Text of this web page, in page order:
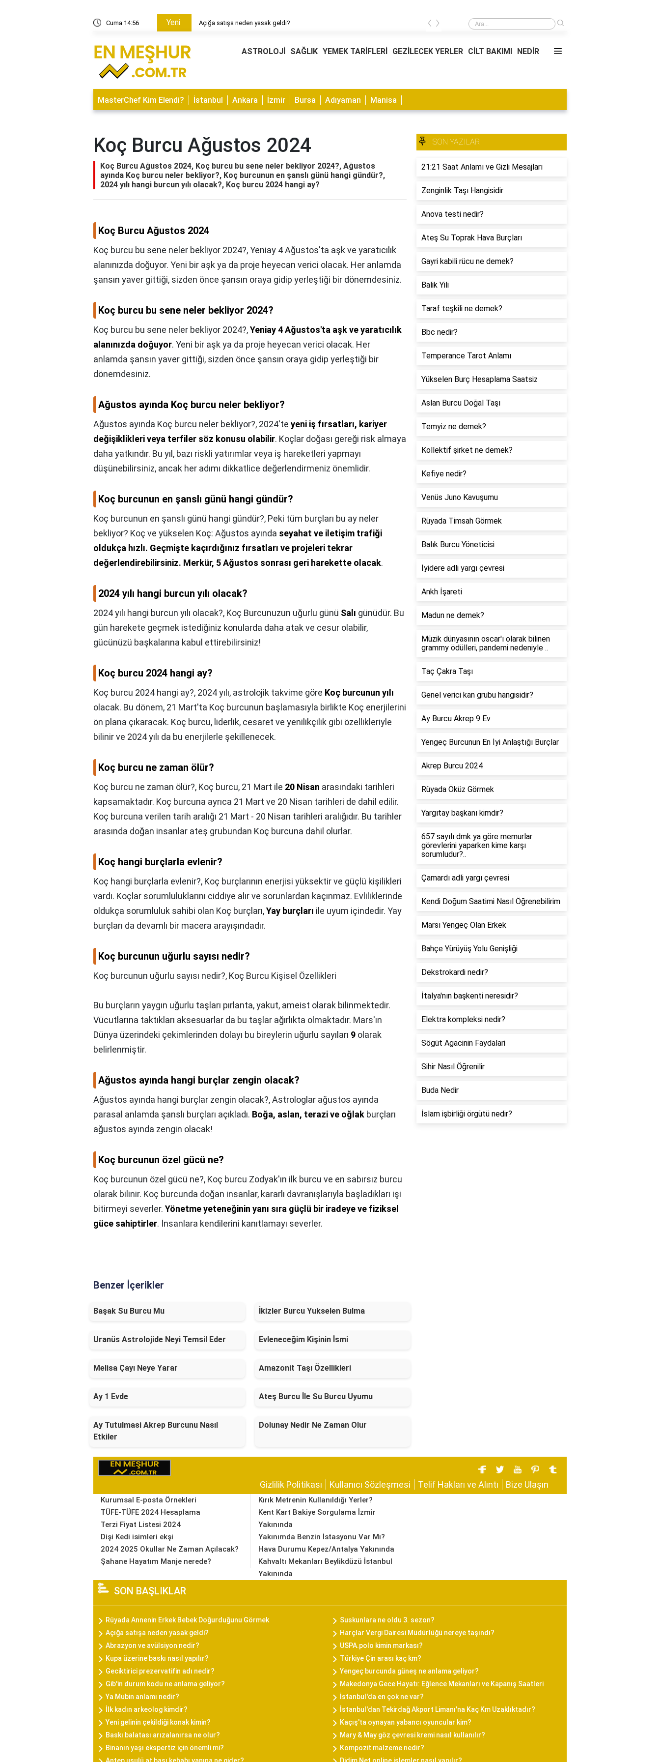
Cuma 14:56 Yeni Açığa satışa neden yasak geldi? Açığa satışa neden yasak geldi?
‹ ›
ASTROLOJİ SAĞLIK YEMEK TARİFLERİ GEZİLECEK YERLER CİLT BAKIMI NEDİR
MasterChef Kim Elendi? İstanbul Ankara İzmir Bursa Adıyaman Manisa
Koç Burcu Ağustos 2024
Koç Burcu Ağustos 2024, Koç burcu bu sene neler bekliyor 2024?, Ağustos
ayında Koç burcu neler bekliyor?, Koç burcunun en şanslı günü hangi gündür?,
2024 yılı hangi burcun yılı olacak?, Koç burcu 2024 hangi ay?
Koç Burcu Ağustos 2024
Koç burcu bu sene neler bekliyor 2024?, Yeniay 4 Ağustos'ta aşk ve yaratıcılık
alanınızda doğuyor. Yeni bir aşk ya da proje heyecan verici olacak. Her anlamda
şansın yaver gittiği, sizden önce şansın oraya gidip yerleştiği bir dönemdesiniz.
Koç burcu bu sene neler bekliyor 2024?
Koç burcu bu sene neler bekliyor 2024?,Yeniay 4 Ağustos'ta aşk ve yaratıcılık
alanınızda doğuyor. Yeni bir aşk ya da proje heyecan verici olacak. Her
anlamda şansın yaver gittiği, sizden önce şansın oraya gidip yerleştiği bir
dönemdesiniz.
Ağustos ayında Koç burcu neler bekliyor?
Ağustos ayında Koç burcu neler bekliyor?, 2024'te yeni iş fırsatları, kariyer
değişiklikleri veya terfiler söz konusu olabilir. Koçlar doğası gereği risk almaya
daha yatkındır. Bu yıl, bazı riskli yatırımlar veya iş hareketleri yapmayı
düşünebilirsiniz, ancak her adımı dikkatlice değerlendirmeniz önemlidir.
Koç burcunun en şanslı günü hangi gündür?
Koç burcunun en şanslı günü hangi gündür?, Peki tüm burçları bu ay neler
bekliyor? Koç ve yükselen Koç: Ağustos ayında seyahat ve iletişim trafiği
oldukça hızlı. Geçmişte kaçırdığınız fırsatları ve projeleri tekrar
değerlendirebilirsiniz. Merkür, 5 Ağustos sonrası geri harekette olacak.
2024 yılı hangi burcun yılı olacak?
2024 yılı hangi burcun yılı olacak?, Koç Burcunuzun uğurlu günü Salı günüdür. Bu
gün harekete geçmek istediğiniz konularda daha atak ve cesur olabilir,
gücünüzü başkalarına kabul ettirebilirsiniz!
Koç burcu 2024 hangi ay?
Koç burcu 2024 hangi ay?, 2024 yılı, astrolojik takvime göre Koç burcunun yılı
olacak. Bu dönem, 21 Mart'ta Koç burcunun başlamasıyla birlikte Koç enerjilerini
ön plana çıkaracak. Koç burcu, liderlik, cesaret ve yenilikçilik gibi özellikleriyle
bilinir ve 2024 yılı da bu enerjilerle şekillenecek.
Koç burcu ne zaman ölür?
Koç burcu ne zaman ölür?, Koç burcu, 21 Mart ile 20 Nisan arasındaki tarihleri
kapsamaktadır. Koç burcuna ayrıca 21 Mart ve 20 Nisan tarihleri de dahil edilir.
Koç burcuna verilen tarih aralığı 21 Mart - 20 Nisan tarihleri aralığıdır. Bu tarihler
arasında doğan insanlar ateş grubundan Koç burcuna dahil olurlar.
Koç hangi burçlarla evlenir?
Koç hangi burçlarla evlenir?, Koç burçlarının enerjisi yüksektir ve güçlü kişilikleri
vardı. Koçlar sorumluluklarını ciddiye alır ve sorunlardan kaçınmaz. Evliliklerinde
oldukça sorumluluk sahibi olan Koç burçları,Yay burçları ile uyum içindedir. Yay
burçları da devamlı bir macera arayışındadır.
Koç burcunun uğurlu sayısı nedir?
Koç burcunun uğurlu sayısı nedir?, Koç Burcu Kişisel Özellikleri
Bu burçların yaygın uğurlu taşları pırlanta, yakut, ameist olarak bilinmektedir.
Vücutlarına taktıkları aksesuarlar da bu taşlar ağırlıkta olmaktadır. Mars'ın
Dünya üzerindeki çekimlerinden dolayı bu bireylerin uğurlu sayıları 9 olarak
belirlenmiştir.
Ağustos ayında hangi burçlar zengin olacak?
Ağustos ayında hangi burçlar zengin olacak?,Astrologlar ağustos ayında
parasal anlamda şanslı burçları açıkladı. Boğa, aslan, terazi ve oğlak burçları
ağustos ayında zengin olacak!
Koç burcunun özel gücü ne?
Koç burcunun özel gücü ne?, Koç burcu Zodyak'ın ilk burcu ve en sabırsız burcu
olarak bilinir. Koç burcunda doğan insanlar, kararlı davranışlarıyla başladıkları işi
bitirmeyi severler. Yönetme yeteneğinin yanı sıra güçlü bir iradeye ve fiziksel
güce sahiptirler. İnsanlara kendilerini kanıtlamayı severler.
Benzer İçerikler
Başak Su Burcu Mu İkizler Burcu Yukselen Bulma
Uranüs Astrolojide Neyi Temsil Eder Evleneceğim Kişinin İsmi
Melisa Çayı Neye Yarar Amazonit Taşı Özellikleri
Ay 1 Evde Ateş Burcu İle Su Burcu Uyumu
Ay Tutulmasi Akrep Burcunu Nasıl
Etkiler
Dolunay Nedir Ne Zaman Olur
SON YAZILAR
21:21 Saat Anlamı ve Gizli Mesajları
Zenginlik Taşı Hangisidir
Anova testi nedir?
Ateş Su Toprak Hava Burçları
Gayri kabili rücu ne demek?
Balik Yili
Taraf teşkili ne demek?
Bbc nedir?
Temperance Tarot Anlamı
Yükselen Burç Hesaplama Saatsiz
Aslan Burcu Doğal Taşı
Temyiz ne demek?
Kollektif şirket ne demek?
Kefiye nedir?
Venüs Juno Kavuşumu
Rüyada Timsah Görmek
Balık Burcu Yöneticisi
İyidere adli yargı çevresi
Ankh İşareti
Madun ne demek?
Müzik dünyasının oscar'ı olarak bilinen
grammy ödülleri, pandemi nedeniyle ..
Taç Çakra Taşı
Genel verici kan grubu hangisidir?
Ay Burcu Akrep 9 Ev
Yengeç Burcunun En İyi Anlaştığı Burçlar
Akrep Burcu 2024
Rüyada Öküz Görmek
Yargıtay başkanı kimdir?
657 sayılı dmk ya göre memurlar
görevlerini yaparken kime karşı
sorumludur?..
Çamardı adli yargı çevresi
Kendi Doğum Saatimi Nasıl Öğrenebilirim
Marsı Yengeç Olan Erkek
Bahçe Yürüyüş Yolu Genişliği
Dekstrokardi nedir?
İtalya'nın başkenti neresidir?
Elektra kompleksi nedir?
Sögüt Agacinin Faydalari
Sihir Nasıl Öğrenilir
Buda Nedir
İslam işbirliği örgütü nedir?
Gizlilik Politikası Kullanıcı Sözleşmesi Telif Hakları ve Alıntı Bize Ulaşın
Kurumsal E-posta Örnekleri
TÜFE-TÜFE 2024 Hesaplama
Terzi Fiyat Listesi 2024
Dişi Kedi isimleri ekşi
2024 2025 Okullar Ne Zaman Açılacak?
Şahane Hayatım Manje nerede?
Kırık Metrenin Kullanıldığı Yerler?
Kent Kart Bakiye Sorgulama İzmir
Yakınında
Yakınımda Benzin İstasyonu Var Mı?
Hava Durumu Kepez/Antalya Yakınında
Kahvaltı Mekanları Beylikdüzü İstanbul
Yakınında
SON BAŞLIKLAR
Rüyada Annenin Erkek Bebek Doğurduğunu Görmek
Suskunlara ne oldu 3. sezon?
Açığa satışa neden yasak geldi?
Harçlar Vergi Dairesi Müdürlüğü nereye taşındı?
Abrazyon ve avülsiyon nedir?
USPA.polo kimin markası?
Kupa üzerine baskı nasıl yapılır?
Türkiye Çin arası kaç km?
Geciktirici prezervatifin adı nedir?
Yengeç burcunda güneş ne anlama geliyor?
Gib'in durum kodu ne anlama geliyor?
Makedonya Gece Hayatı: Eğlence Mekanları ve Kapanış Saatleri
Ya Mubin anlamı nedir?
İstanbul'da en çok ne var?
İlk kadın arkeolog kimdir?
İstanbul'dan Tekirdağ Akport Limanı'na Kaç Km Uzaklıktadır?
Yeni gelinin çekildiği konak kimin?
Kaçış'ta oynayan yabancı oyuncular kim?
Baskı balatası arızalanırsa ne olur?
Mary & May göz çevresi kremi nasıl kullanılır?
Binanın yaşı ekspertiz için önemli mi?
Kompozit malzeme nedir?